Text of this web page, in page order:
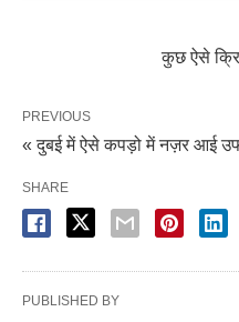
कुछ ऐसे
PREVIOUS
« दुबई में ऐसे कपड़ो में नज़र आई
SHARE
PUBLISHED BY